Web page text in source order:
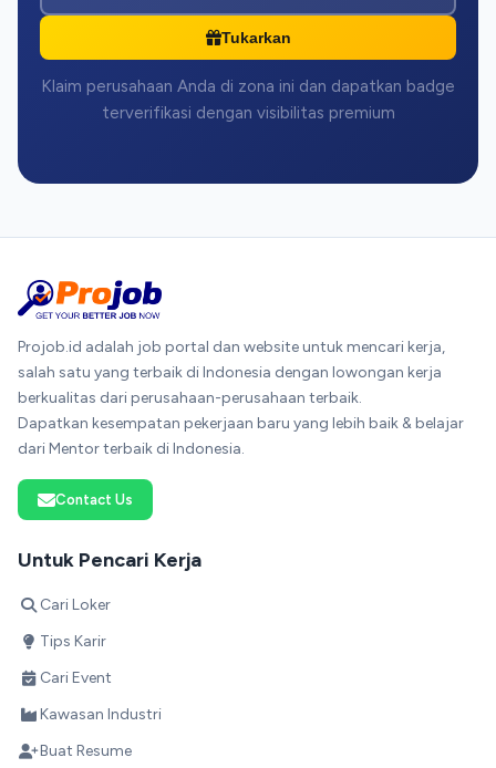
Tukarkan
Klaim perusahaan Anda di zona ini dan dapatkan badge
terverifikasi dengan visibilitas premium
Projob.id adalah job portal dan website untuk mencari kerja,
salah satu yang terbaik di Indonesia dengan lowongan kerja
berkualitas dari perusahaan-perusahaan terbaik.
Dapatkan kesempatan pekerjaan baru yang lebih baik & belajar
dari Mentor terbaik di Indonesia.
Contact Us
Untuk Pencari Kerja
Cari Loker
Tips Karir
Cari Event
Kawasan Industri
Buat Resume